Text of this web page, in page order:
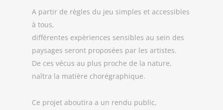
A partir de règles du jeu simples et accessibles
à tous,
différentes expèriences sensibles au sein des
paysages seront proposées par les artistes.
De ces vécus au plus proche de la nature,
naîtra la matière chorégraphique.
Ce projet aboutira a un rendu public,